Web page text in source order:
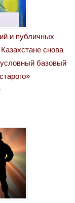
и публичных
снова
базовый